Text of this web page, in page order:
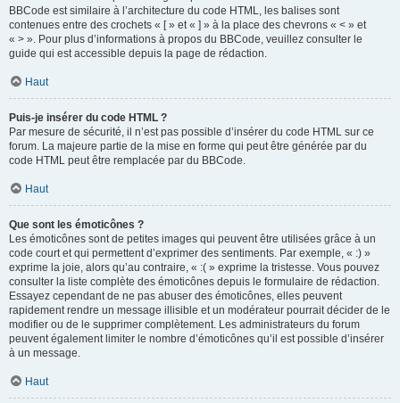
BBCode est similaire à l’architecture du code HTML, les balises sont
contenues entre des crochets « [ » et « ] » à la place des chevrons « < » et
« > ». Pour plus d’informations à propos du BBCode, veuillez consulter le
guide qui est accessible depuis la page de rédaction.
Haut
Puis-je insérer du code HTML ?
Par mesure de sécurité, il n’est pas possible d’insérer du code HTML sur ce
forum. La majeure partie de la mise en forme qui peut être générée par du
code HTML peut être remplacée par du BBCode.
Haut
Que sont les émoticônes ?
Les émoticônes sont de petites images qui peuvent être utilisées grâce à un
code court et qui permettent d’exprimer des sentiments. Par exemple, « :) »
exprime la joie, alors qu’au contraire, « :( » exprime la tristesse. Vous pouvez
consulter la liste complète des émoticônes depuis le formulaire de rédaction.
Essayez cependant de ne pas abuser des émoticônes, elles peuvent
rapidement rendre un message illisible et un modérateur pourrait décider de le
modifier ou de le supprimer complètement. Les administrateurs du forum
peuvent également limiter le nombre d’émoticônes qu’il est possible d’insérer
à un message.
Haut